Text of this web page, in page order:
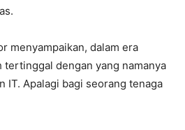
menyampaikan, dalam era
dengan yang namanya
IT. Apalagi bagi seorang tenaga